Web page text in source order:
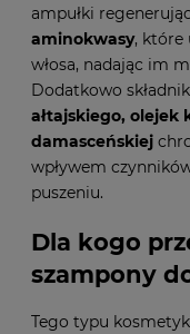
ampułki
aminokwasy, które
włosa, nadając im
Dodatkowo
ałtajskiego, olejek
damasceńskiej
wpływem
puszeniu.
Dla kogo
szampony
Tego typu